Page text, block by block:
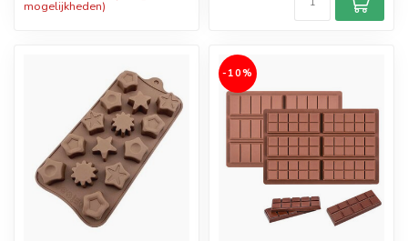
mogelijkheden)
-10%